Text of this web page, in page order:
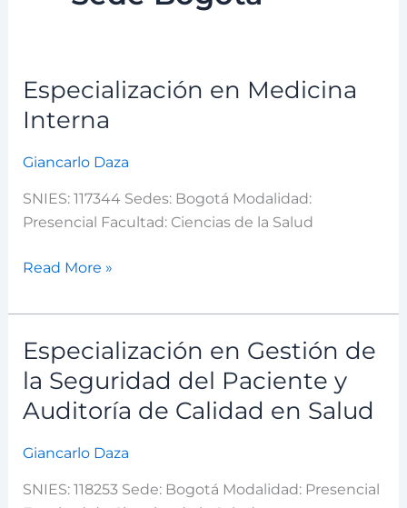
Aspirantes
Egresados
Trabajadores
Especialización en Medicina
Interna
Giancarlo Daza
SNIES: 117344 Sedes: Bogotá Modalidad:
Presencial Facultad: Ciencias de la Salud
Especialización
en
Medicina
Interna
Read More »
Especialización en Gestión de
la Seguridad del Paciente y
Auditoría de Calidad en Salud
Giancarlo Daza
SNIES: 118253 Sede: Bogotá Modalidad: Presencial
Especialización
en
Gestión
de
del